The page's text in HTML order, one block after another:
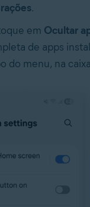
.
em Ocultar
de apps
do menu, na caixa